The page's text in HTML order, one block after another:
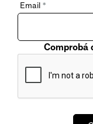
Email *
Comprobá